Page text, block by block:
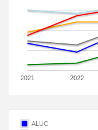
2021 2022
ALUC